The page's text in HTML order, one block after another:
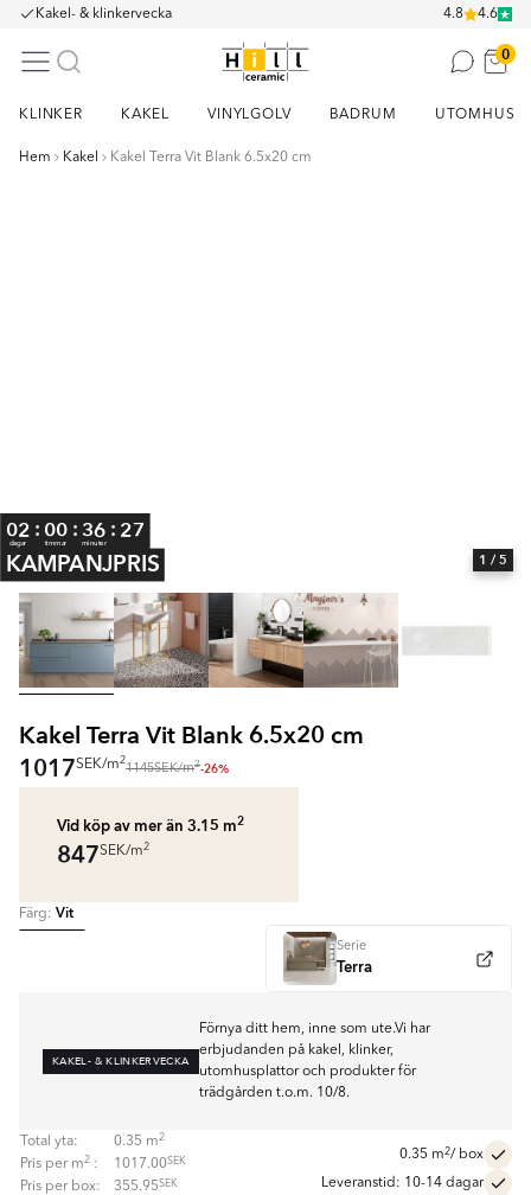
Kakel- & klinkervecka 4.8 4.6
0
KLINKER KAKEL VINYLGOLV BADRUM UTOMHUS
Hem Kakel Kakel Terra Vit Blank 6.5x20 cm
02
dagar
: 00
timmar
:36
minuter
: 26
KAMPANJPRIS 1 / 5
Kakel Terra Vit Blank 6.5x20 cm
1017SEK/m2
1145SEK/m2-26%
Vid köp av mer än 3.15 m2
847SEK/m2
Färg: Vit
Serie
Terra
KAKEL- & KLINKERVECKA
Förnya ditt hem, inne som ute.Vi har
erbjudanden på kakel, klinker,
utomhusplattor och produkter för
trädgården t.o.m. 10/8.
Total yta: 0.35 m 2
Pris per m 2 : 1017.00SEK
Pris per box: 355.95SEK
0.35 m2/ box
Leveranstid: 10-14 dagar